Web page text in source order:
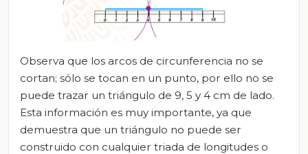
Observa que los arcos de circunferencia no se
cortan; sólo se tocan en un punto, por ello no se
puede trazar un triángulo de 9, 5 y 4 cm de lado.
Esta información es muy importante, ya que
demuestra que un triángulo no puede ser
construido con cualquier triada de longitudes o